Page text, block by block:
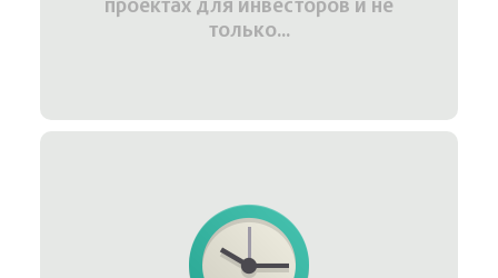
проектах для инвесторов и не
только...